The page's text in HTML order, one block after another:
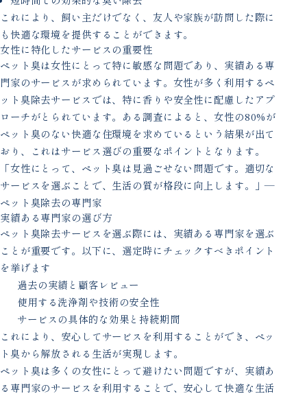
これにより、飼い主だけでなく、友人や家族が訪問した際に
も快適な環境を提供することができます。
女性に特化したサービスの重要性
ペット臭は女性にとって特に敏感な問題であり、実績ある専
門家のサービスが求められています。女性が多く利用するペ
ット臭除去サービスでは、特に香りや安全性に配慮したアプ
ローチがとられています。ある調査によると、女性の80%が
ペット臭のない快適な住環境を求めているという結果が出て
おり、これはサービス選びの重要なポイントとなります。
「女性にとって、ペット臭は見過ごせない問題です。適切な
サービスを選ぶことで、生活の質が格段に向上します。」—
ペット臭除去の専門家
実績ある専門家の選び方
ペット臭除去サービスを選ぶ際には、実績ある専門家を選ぶ
ことが重要です。以下に、選定時にチェックすべきポイント
を挙げます
過去の実績と顧客レビュー
使用する洗浄剤や技術の安全性
サービスの具体的な効果と持続期間
これにより、安心してサービスを利用することができ、ペッ
ト臭から解放される生活が実現します。
ペット臭は多くの女性にとって避けたい問題ですが、実績あ
る専門家のサービスを利用することで、安心して快適な生活